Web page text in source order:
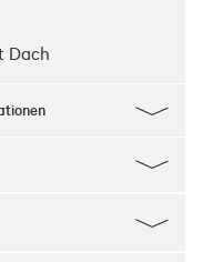
Dach